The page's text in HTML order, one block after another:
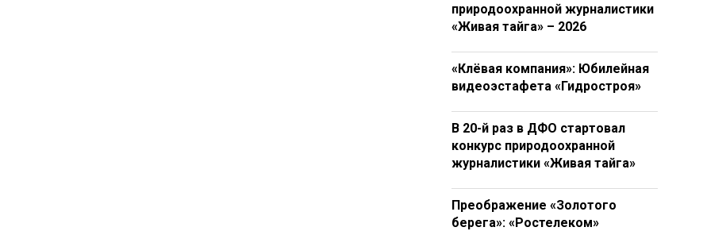
природоохранной журналистики
«Живая тайга» – 2026
«Клёвая компания»: Юбилейная
видеоэстафета «Гидростроя»
В 20-й раз в ДФО стартовал
конкурс природоохранной
журналистики «Живая тайга»
Преображение «Золотого
берега»: «Ростелеком»